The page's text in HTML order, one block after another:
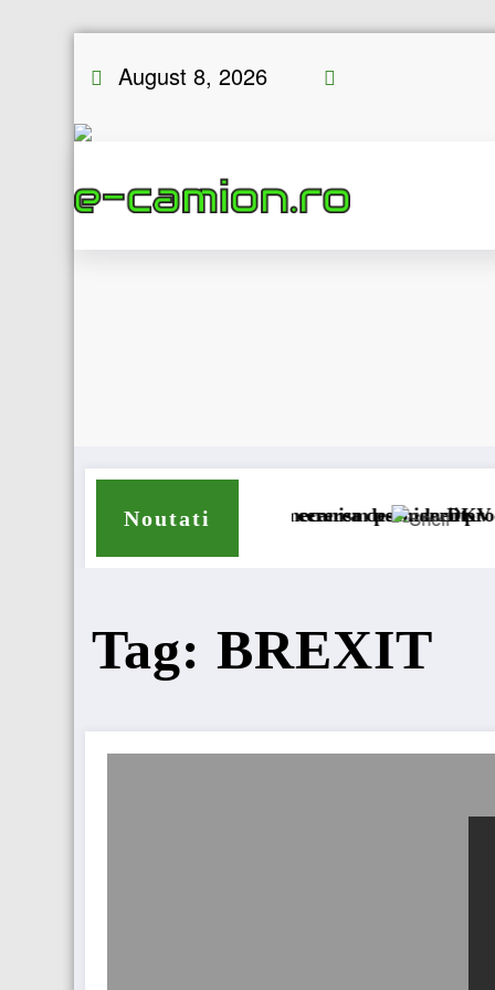
August 8, 2026
Noutati
mecanism permanent
cererea deschiderii procedurii de insolvență
DKV Mobility și Shell își extind
Tag: BREXIT